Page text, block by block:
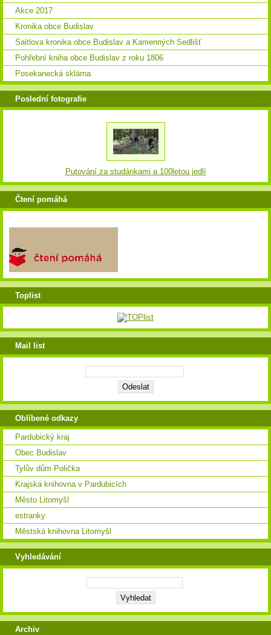
Akce 2017
Kronika obce Budislav
Saitlova kronika obce Budislav a Kamenných Sedlišť
Pohřební kniha obce Budislav z roku 1806
Posekanecká sklárna
Poslední fotografie
Putování za studánkami a 100letou jedlí
Čtení pomáhá
Toplist
Mail list
Oblíbené odkazy
Pardubický kraj
Obec Budislav
Tylův dům Polička
Krajská knihovna v Pardubicích
Město Litomyšl
estranky
Městská knihovna Litomyšl
Vyhledávání
Archiv